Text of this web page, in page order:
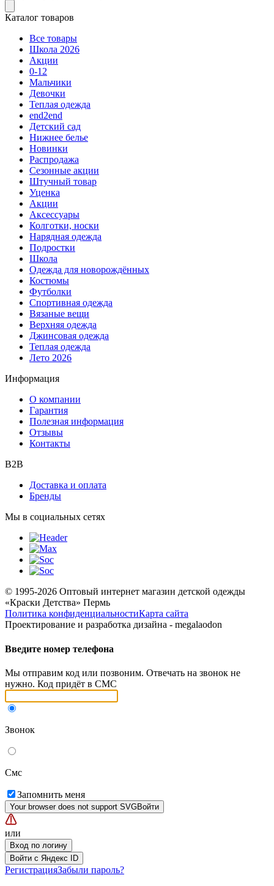
Каталог товаров
Все товары
Школа 2026
Акции
0-12
Мальчики
Девочки
Теплая одежда
end2end
Детский сад
Нижнее белье
Новинки
Распродажа
Сезонные акции
Штучный товар
Уценка
Акции
Аксессуары
Колготки, носки
Нарядная одежда
Подростки
Школа
Одежда для новорождённых
Костюмы
Футболки
Спортивная одежда
Вязаные вещи
Верхняя одежда
Джинсовая одежда
Теплая одежда
Лето 2026
Информация
О компании
Гарантия
Полезная информация
Отзывы
Контакты
B2B
Доставка и оплата
Бренды
Мы в социальных сетях
© 1995-2026 Оптовый интернет магазин детской одежды
«Краски Детства» Пермь
Политика конфиденциальностиКарта сайта
Проектирование и разработка дизайна - megalaodon
Введите номер телефона
Мы отправим код или позвоним. Отвечать на звонок не
нужно. Код придёт в СМС
Звонок
Смс
Запомнить меня
Your browser does not support SVGВойти
или
Вход по логину
Войти с Яндекс ID
РегистрацияЗабыли пароль?